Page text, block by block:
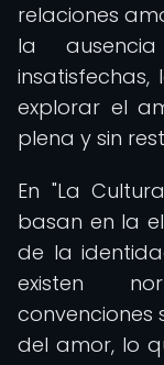
relaciones
la
explorar el
plena y sin
En "La
basan en la
de la
existen
convenciones
del amor, lo